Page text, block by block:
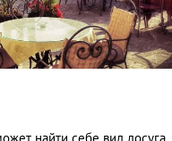
найти себе вид досуга